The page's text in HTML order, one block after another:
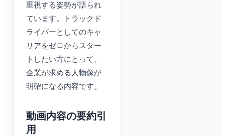
重視する姿勢が語られ
ています。トラックド
ライバーとしてのキャ
リアをゼロからスター
トしたい方にとって、
企業が求める人物像が
明確になる内容です。
動画内容の要約引
用